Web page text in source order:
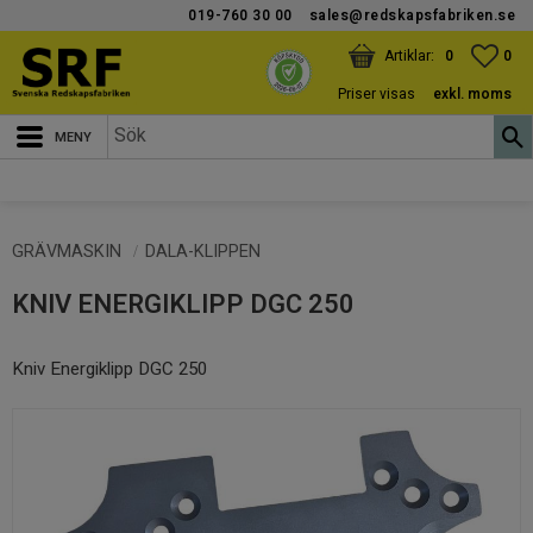
Meny
019-760 30 00 sales@redskapsfabriken.se
0
KUNDVAGN
ANTAL PRODUKTER:
0
Priser visas
exkl. moms
GRÄVMASKIN DALA-KLIPPEN
KNIV ENERGIKLIPP DGC 250
Kniv Energiklipp DGC 250